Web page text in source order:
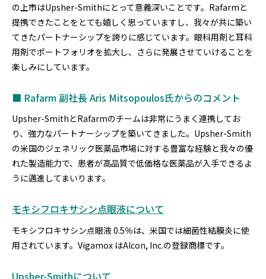
の上市はUpsher-Smithにとって意義深いことです。Rafarmと
提携できたことをとても嬉しく思っていますし、我々が共に築い
てきたパートナーシップを誇りに感じています。眼科用剤と耳科
用剤でポートフォリオを拡大し、さらに発展させていけることを
楽しみにしています。
■ Rafarm 副社長 Aris Mitsopoulos氏からのコメント
Upsher-SmithとRafarmのチームは非常にうまく連携してお
り、強力なパートナーシップを築いてきました。Upsher-Smith
の米国のジェネリック医薬品市場に対する豊富な経験と我々の優
れた製造能力で、患者が高品質で低価格な医薬品が入手できるよ
うに邁進してまいります。
モキシフロキサシン点眼液について
モキシフロキサシン点眼液 0.5％は、米国では細菌性結膜炎に使
用されています。Vigamox はAlcon, Inc.の登録商標です。
Upsher-Smithについて